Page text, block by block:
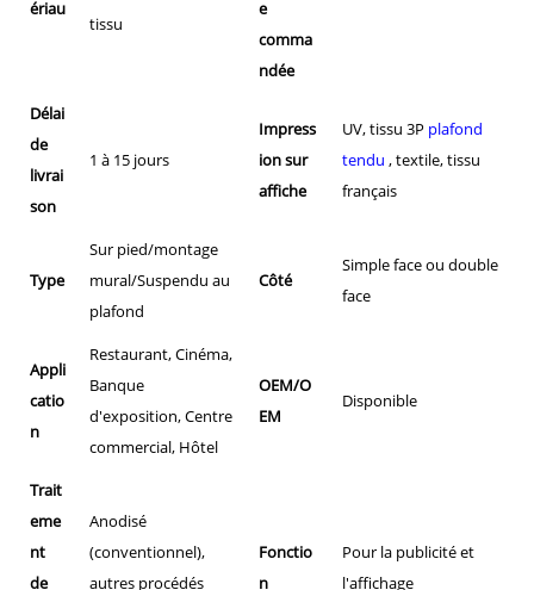
ériau
tissu
e
comma
ndée
Délai
de
livrai
son
1 à 15 jours
Impress
ion sur
affiche
UV, tissu 3P plafond
tendu , textile, tissu
français
Type
Sur pied/montage
mural/Suspendu au
plafond
Côté
Simple face ou double
face
Appli
catio
n
Restaurant, Cinéma,
Banque
d'exposition, Centre
commercial, Hôtel
OEM/O
EM
Disponible
Trait
eme
nt
de
Anodisé
(conventionnel),
autres procédés
Fonctio
n
Pour la publicité et
l'affichage